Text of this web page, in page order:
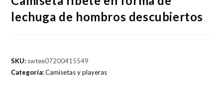
lechuga de hombros descubiertos
SKU: swtee07200415549
Categoría:Camisetas y playeras